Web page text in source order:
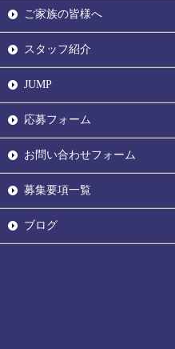
ご家族の皆様へ
スタッフ紹介
JUMP
応募フォーム
お問い合わせフォーム
募集要項一覧
ブログ